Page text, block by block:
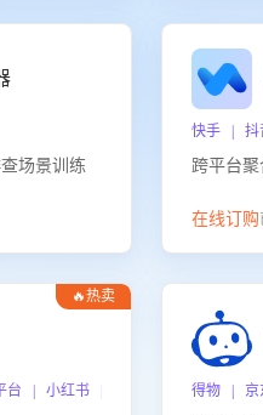
场景训练
快手 | 抖
跨平台
在线订购
🔥热卖
| 小红书 | 得物 | 企业微信
得物 |